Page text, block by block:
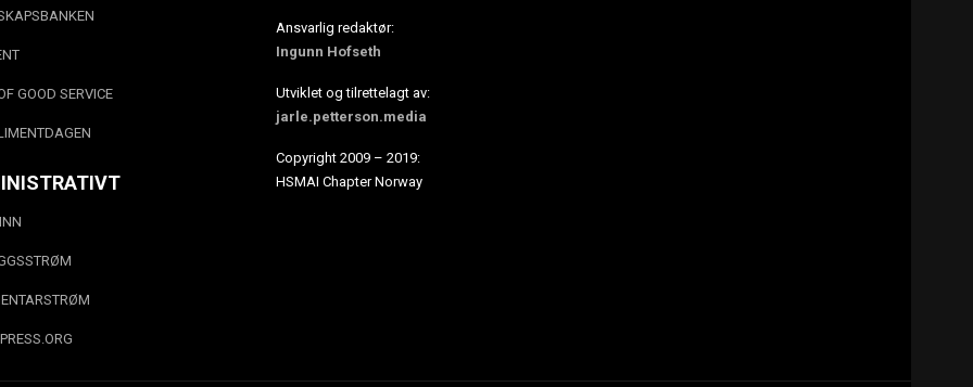
GOOD SERVICE
Ansvarlig redaktør:
Ingunn Hofseth
Utviklet og tilrettelagt av:
jarle.petterson.media
Copyright 2009 – 2019:
HSMAI Chapter Norway